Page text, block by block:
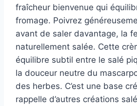
fraîcheur bienvenue qui
fromage. Poivrez
avant de saler davantage, la
naturellement salée. Cette
équilibre subtil entre le salé
la douceur neutre du
des herbes. C’est une base
rappelle d’autres créations